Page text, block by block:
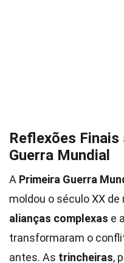
Reflexões
Guerra Mundial
A Primeira Guerra
moldou o século XX
alianças complexas e
transformaram o
antes. As trincheiras,